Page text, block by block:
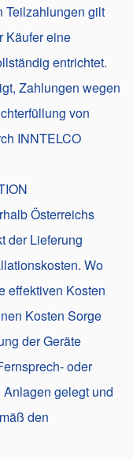
Teilzahlungen gilt
Käufer eine
entrichtet.
Zahlungen wegen
von
INNTELCO
Österreichs
der Lieferung
Wo
effektiven Kosten
Kosten Sorge
der Geräte
oder
gelegt und
den